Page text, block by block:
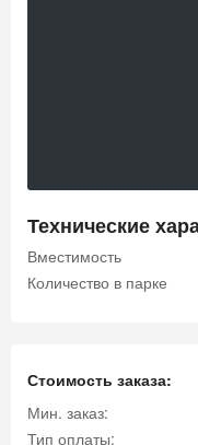
Технические
Вместимость
Количество в парке
Стоимость заказа:
Мин. заказ:
Тип оплаты: